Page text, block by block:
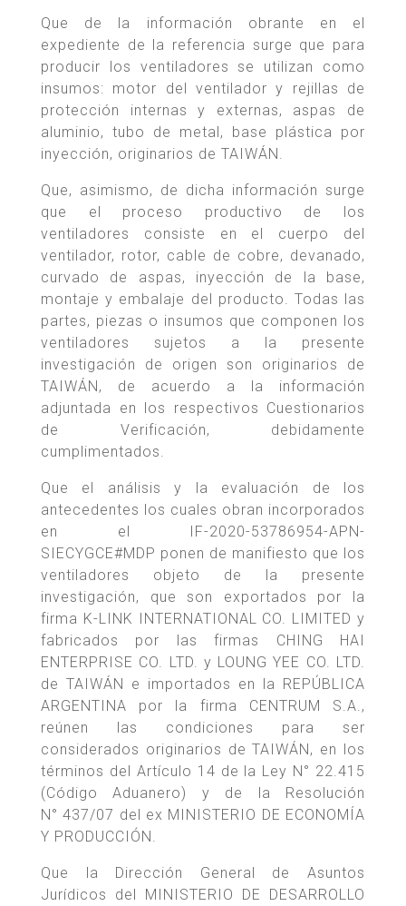
Que de la información obrante en el
expediente de la referencia surge que para
producir los ventiladores se utilizan como
insumos: motor del ventilador y rejillas de
protección internas y externas, aspas de
aluminio, tubo de metal, base plástica por
inyección, originarios de TAIWÁN.
Que, asimismo, de dicha información surge
que el proceso productivo de los
ventiladores consiste en el cuerpo del
ventilador, rotor, cable de cobre, devanado,
curvado de aspas, inyección de la base,
montaje y embalaje del producto. Todas las
partes, piezas o insumos que componen los
ventiladores sujetos a la presente
investigación de origen son originarios de
TAIWÁN, de acuerdo a la información
adjuntada en los respectivos Cuestionarios
de Verificación, debidamente
cumplimentados.
Que el análisis y la evaluación de los
antecedentes los cuales obran incorporados
en el IF-2020-53786954-APN-
SIECYGCE#MDP ponen de manifiesto que los
ventiladores objeto de la presente
investigación, que son exportados por la
firma K-LINK INTERNATIONAL CO. LIMITED y
fabricados por las firmas CHING HAI
ENTERPRISE CO. LTD. y LOUNG YEE CO. LTD.
de TAIWÁN e importados en la REPÚBLICA
ARGENTINA por la firma CENTRUM S.A.,
reúnen las condiciones para ser
considerados originarios de TAIWÁN, en los
términos del Artículo 14 de la Ley N° 22.415
(Código Aduanero) y de la Resolución
N° 437/07 del ex MINISTERIO DE ECONOMÍA
Y PRODUCCIÓN.
Que la Dirección General de Asuntos
Jurídicos del MINISTERIO DE DESARROLLO